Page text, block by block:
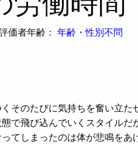
価者年齢： 年齢・性別不問
そのたびに気持ちを奮い立た
で飛び込んでいくスタイルだ
てしまったのは体が悲鳴をあ